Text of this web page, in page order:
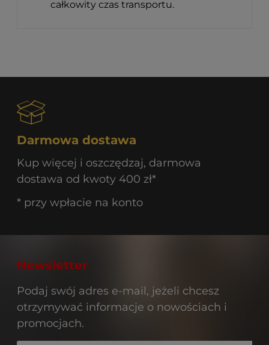
całkowity czas transportu.
Darmowa dostawa
Kup więcej i oszczędzaj, darmowa
dostawa od kwoty 400 zł*
* przy wpłacie na konto
Newsletter
Podaj swój adres e-mail, jeżeli chcesz
otrzymywać informacje o nowościach i
promocjach.